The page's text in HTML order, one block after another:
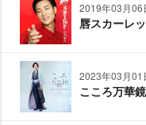
2019年03月06
唇スカーレ
2023年03月01
こころ万華鏡